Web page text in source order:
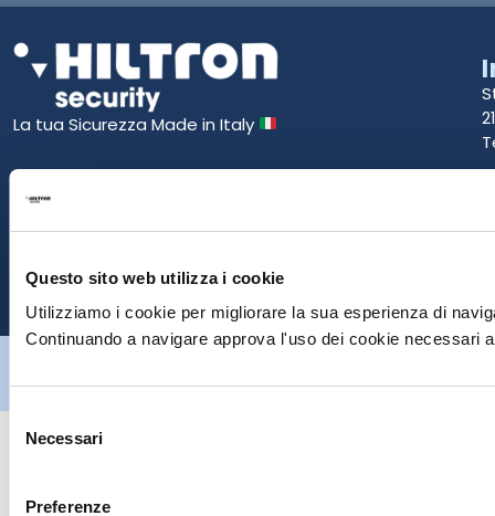
Questo sito web utilizza i cookie
Utilizziamo i cookie per migliorare la sua esperienza di
Continuando a navigare approva l'uso dei cookie necessari
Selezione
delNecessari
Preferenze
La tua Sicurezza Made in Italy
riservati